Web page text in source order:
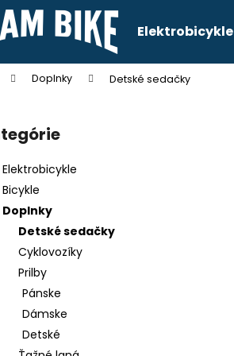
Elektrobicykle
Domov Doplnky Detské sedačky
Elektrobicykle
Bicykle
Doplnky
Detské sedačky
Cyklovozíky
Prilby
Pánske
Dámske
Detské